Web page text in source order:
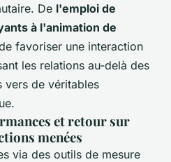
De l'emploi de
à l'animation de
favoriser une interaction
les relations au-delà des
vers de véritables
et retour sur
menées
via des outils de mesure